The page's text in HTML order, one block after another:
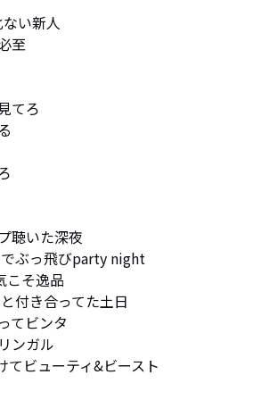
い新人
至
てろ
聴いた深夜
でぶっ飛びparty night
こそ逸品
付き合ってた土日
てビンタ
ンガル
てビューティ&ビースト